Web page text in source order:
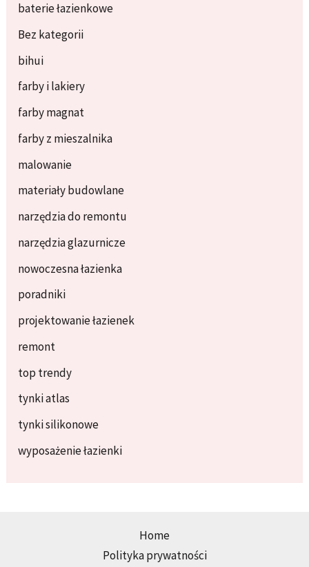
baterie łazienkowe
Bez kategorii
bihui
farby i lakiery
farby magnat
farby z mieszalnika
malowanie
materiały budowlane
narzędzia do remontu
narzędzia glazurnicze
nowoczesna łazienka
poradniki
projektowanie łazienek
remont
top trendy
tynki atlas
tynki silikonowe
wyposażenie łazienki
Home
Polityka prywatności